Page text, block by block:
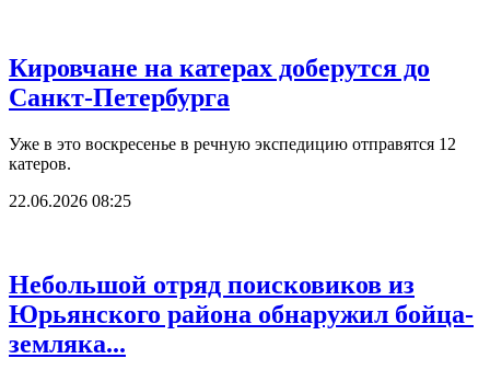
Кировчане на катерах доберутся до
Санкт-Петербурга
Уже в это воскресенье в речную экспедицию отправятся 12
катеров.
22.06.2026 08:25
Небольшой отряд поисковиков из
Юрьянского района обнаружил бойца-
земляка...